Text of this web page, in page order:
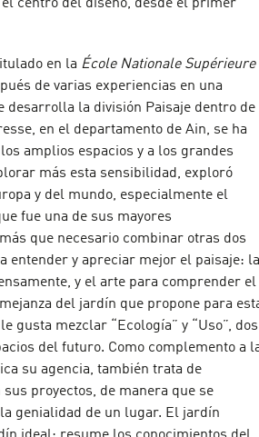
centro del diseño, desde el primer
en la École Nationale Supérieure
de varias experiencias en una
desarrolla la división Paisaje dentro de
en el departamento de Ain, se ha
amplios espacios y a los grandes
más esta sensibilidad, exploró
y del mundo, especialmente el
fue una de sus mayores
que necesario combinar otras dos
entender y apreciar mejor el paisaje: la
y el arte para comprender el
del jardín que propone para
gusta mezclar “Ecología” y “Uso”, dos
del futuro. Como complemento a
su agencia, también trata de
proyectos, de manera que se
genialidad de un lugar. El jardín